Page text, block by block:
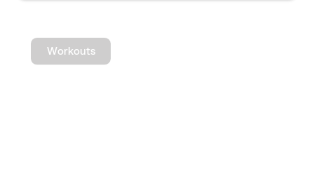
Workouts